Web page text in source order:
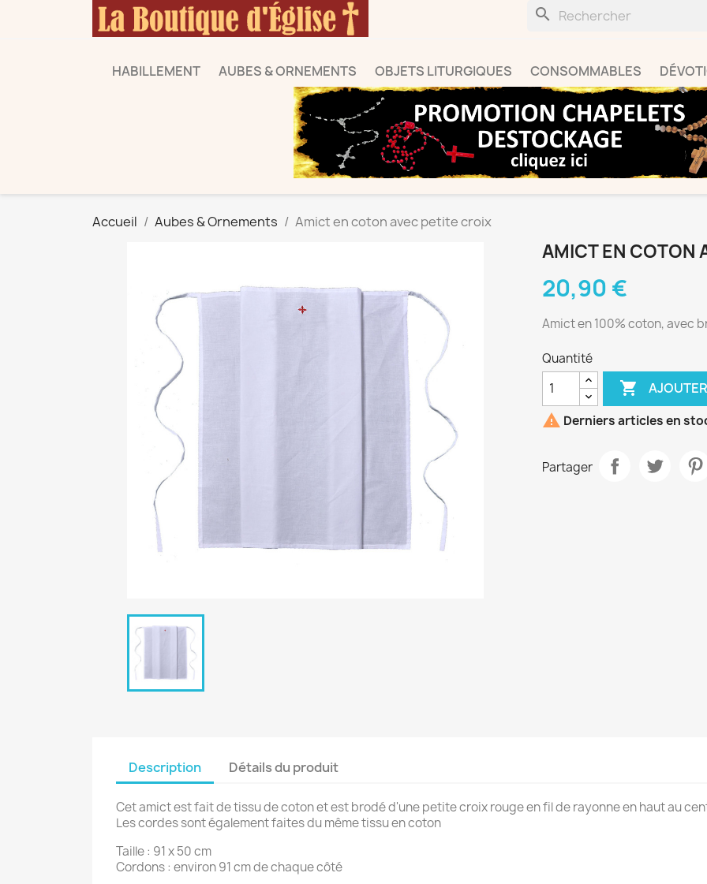
search
HABILLEMENT AUBES & ORNEMENTS OBJETS LITURGIQUES CONSOMMABLES
Accueil Aubes & Ornements Amict en coton avec petite croix
AMICT EN COTON
20,90 €
Amict en 100% coton, avec
Quantité

 Derniers articles en
Partager
Description Détails du produit
Cet amict est fait de tissu de coton et est brodé d'une petite croix rouge en fil de rayonne en haut au
Les cordes sont également faites du même tissu en coton
Taille : 91 x 50 cm
Cordons : environ 91 cm de chaque côté